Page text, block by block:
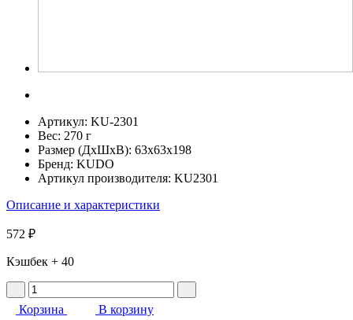
Артикул: KU-2301
Вес: 270 г
Размер (ДхШхВ): 63x63x198
Бренд: KUDO
Артикул производителя: KU2301
Описание и характеристики
572 ₽
Кэшбек + 40
Корзина
В корзину